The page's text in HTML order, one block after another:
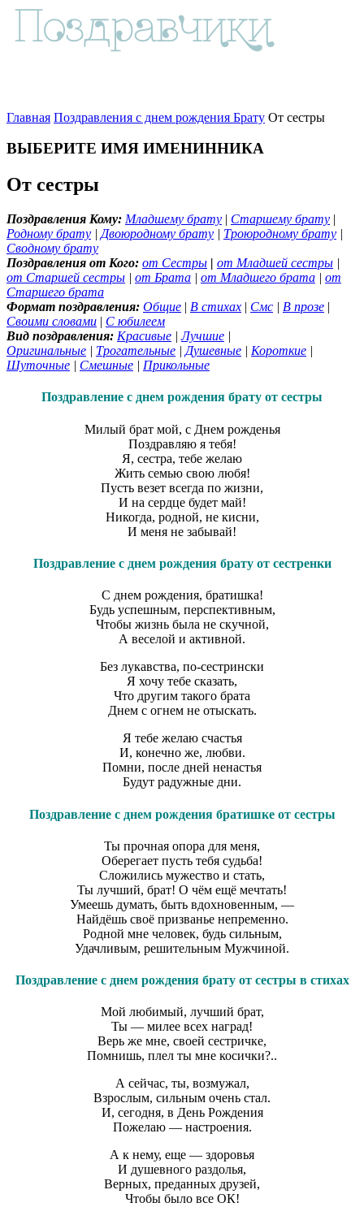
Главная Поздравления с днем рождения Брату От сестры
ВЫБЕРИТЕ ИМЯ ИМЕНИННИКА
От сестры
Поздравления Кому: Младшему брату | Старшему брату |
Родному брату | Двоюродному брату | Троюродному брату |
Сводному брату
Поздравления от Кого: от Сестры | от Младшей сестры |
от Старшей сестры | от Брата | от Младшего брата | от
Старшего брата
Формат поздравления: Общие | В стихах | Смс | В прозе |
Своими словами | С юбилеем
Вид поздравления: Красивые |Лучшие |
Оригинальные | Трогательные | Душевные | Короткие |
Шуточные | Смешные | Прикольные
Поздравление с днем рождения брату от сестры
Милый брат мой, с Днем рожденья
Поздравляю я тебя!
Я, сестра, тебе желаю
Жить семью свою любя!
Пусть везет всегда по жизни,
И на сердце будет май!
Никогда, родной, не кисни,
И меня не забывай!
Поздравление с днем рождения брату от сестренки
С днем рождения, братишка!
Будь успешным, перспективным,
Чтобы жизнь была не скучной,
А веселой и активной.
Без лукавства, по-сестрински
Я хочу тебе сказать,
Что другим такого брата
Днем с огнем не отыскать.
Я тебе желаю счастья
И, конечно же, любви.
Помни, после дней ненастья
Будут радужные дни.
Поздравление с днем рождения братишке от сестры
Ты прочная опора для меня,
Оберегает пусть тебя судьба!
Сложились мужество и стать,
Ты лучший, брат! О чём ещё мечтать!
Умеешь думать, быть вдохновенным, —
Найдёшь своё призванье непременно.
Родной мне человек, будь сильным,
Удачливым, решительным Мужчиной.
Поздравление с днем рождения брату от сестры в стихах
Мой любимый, лучший брат,
Ты — милее всех наград!
Верь же мне, своей сестричке,
Помнишь, плел ты мне косички?..
А сейчас, ты, возмужал,
Взрослым, сильным очень стал.
И, сегодня, в День Рождения
Пожелаю — настроения.
А к нему, еще — здоровья
И душевного раздолья,
Верных, преданных друзей,
Чтобы было все ОК!